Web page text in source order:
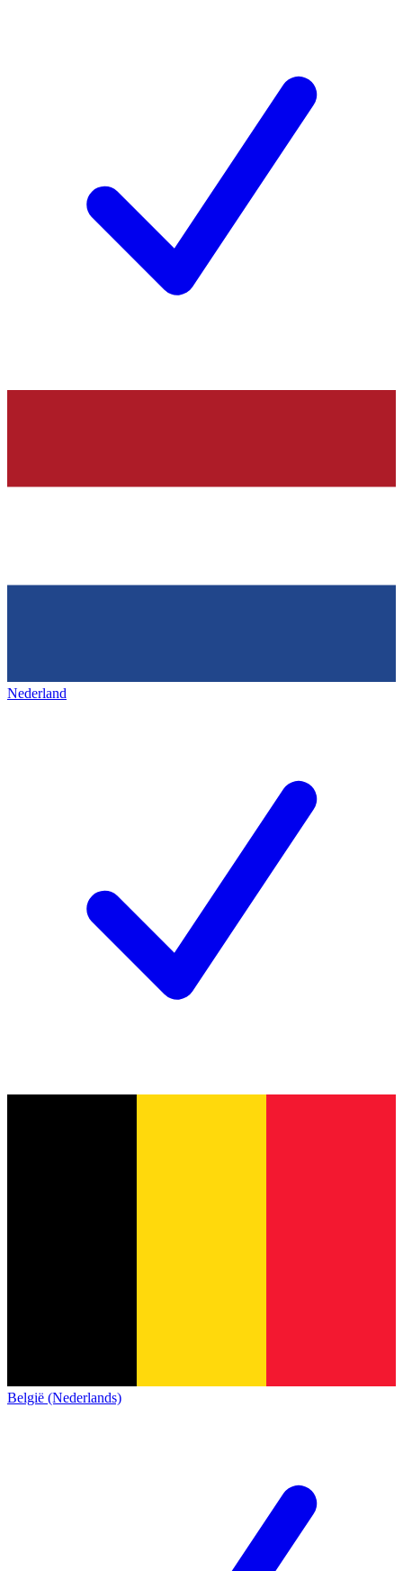
Nederland
België (Nederlands)